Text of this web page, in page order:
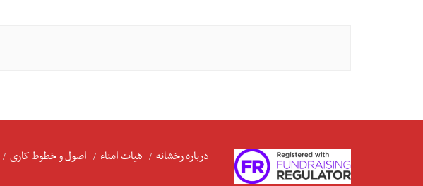
درباره رخشانه هیات امناء اصول و خطوط کاری